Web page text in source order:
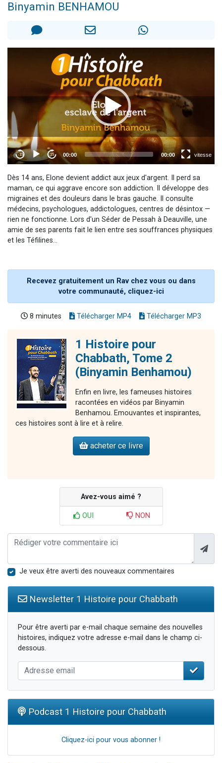
Nathaniel vient de donner son Maasser
Binyamin BENHAMOU
Dès 14 ans, Elone devient addict aux jeux d'argent. Il perd sa
maman, ce qui aggrave encore son addiction. Il développe des
migraines et des douleurs dans le bras gauche. Il consulte
médecins, psychologues, addictologues, centres de désintox —
rien ne fonctionne. Lors d'un Séder de Pessah à Deauville, une
amie de ses parents fait le lien entre ses souffrances physiques
et les Téfilines...
Recevez gratuitement un Rav chez vous ou dans
votre communauté, cliquez-ici
8 minutes Télécharger MP4 Télécharger MP3
1 Histoire pour
Chabbath, Tome 2
(Binyamin Benhamou)
Enfin en livre, les fameuses histoires
racontées en vidéos par Binyamin
Benhamou. Emouvantes et inspirantes,
ces histoires sont à lire et à relire.
acheter ce livre
Avez-vous aimé ?
OUI NON
Je veux être averti des nouveaux commentaires
Newsletter 1 Histoire pour Chabbath
Pour être averti par e-mail chaque semaine des nouvelles
histoires, indiquez votre adresse e-mail dans le champ ci-
dessous.
Podcast 1 Histoire pour Chabbath
Cliquez-ici pour vous abonner !